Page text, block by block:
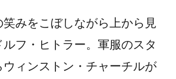
みをこぼしながら上から見
フ・ヒトラー。軍服のスタ
ィンストン・チャーチルが